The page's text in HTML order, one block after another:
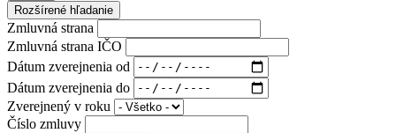
Rozšírené hľadanie
Zmluvná strana
Zmluvná strana IČO
Dátum zverejnenia od
Dátum zverejnenia do
Zverejnený v roku
Číslo zmluvy